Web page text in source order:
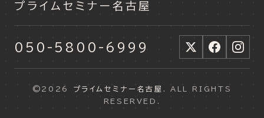
プライムセミナー名古屋
050-5800-6999
©2026 プライムセミナー名古屋
. ALL RIGHTS
RESERVED.